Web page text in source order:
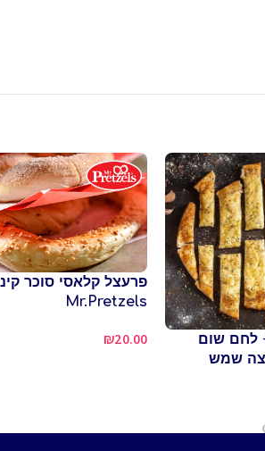
לחם שום
שמש
פרעצל קלאסי סוכר
Mr.Pretzels
₪20.00